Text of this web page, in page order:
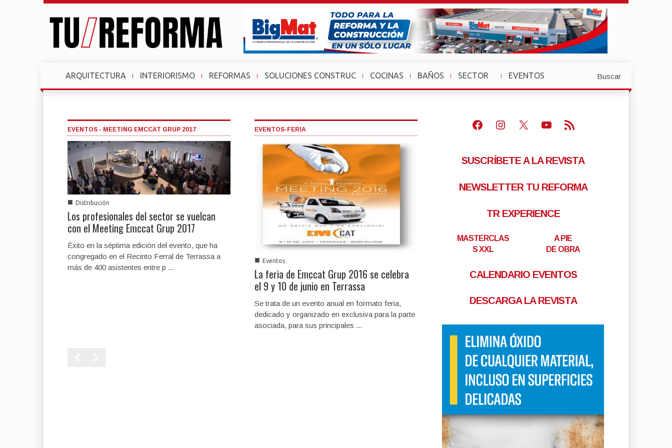
ARQUITECTURA INTERIORISMO REFORMAS SOLUCIONES CONSTRUC COCINAS BAÑOS
SECTOR
»
EVENTOS
»
Buscar
EVENTOS - MEETING EMCCAT GRUP 2017
■ Distribución
Los profesionales del sector se vuelcan
con el Meeting Emccat Grup 2017
Éxito en la séptima edición del evento, que ha
congregado en el Recinto Ferral de Terrassa a
más de 400 asistentes entre p ...
EVENTOS-FERIA
■ Eventos
La feria de Emccat Grup 2016 se celebra
el 9 y 10 de junio en Terrassa
Se trata de un evento anual en formato feria,
dedicado y organizado en exclusiva para la parte
asociada, para sus principales ...
Facebook
Instagram
X Youtube
Feed RSS
SUSCRÍBETE A LA REVISTA
NEWSLETTER TU REFORMA
TR EXPERIENCE
MASTERCLAS
S XXL
A PIE
DE OBRA
CALENDARIO EVENTOS
DESCARGA LA REVISTA